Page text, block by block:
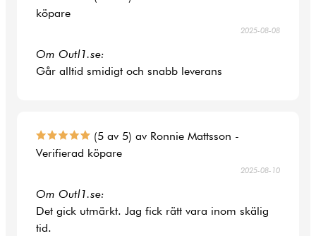
köpare
2025-08-08
Om Outl1.se:
Går alltid smidigt och snabb leverans
(5 av 5) av Ronnie Mattsson -
Verifierad köpare
2025-08-10
Om Outl1.se:
Det gick utmärkt. Jag fick rätt vara inom skälig
tid.